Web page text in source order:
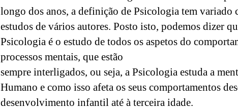
longo dos anos, a definição de Psicologia tem variado
estudos de vários autores. Posto isto, podemos dizer
Psicologia é o estudo de todos os aspetos do
processos mentais, que estão
sempre interligados, ou seja, a Psicologia estuda a
Humano e como isso afeta os seus comportamentos
desenvolvimento infantil até à terceira idade.